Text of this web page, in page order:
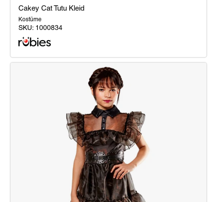
Cakey
Cakey Cat Tutu Kleid
Kostüme
SKU: 1000834